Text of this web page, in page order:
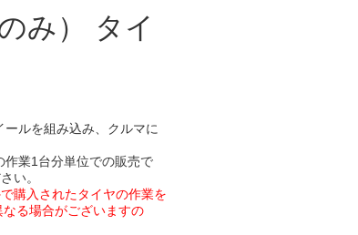
み） タイ
ルを組み込み、クルマに
業1台分単位での販売で
い。
購入されたタイヤの作業を
る場合がございますの